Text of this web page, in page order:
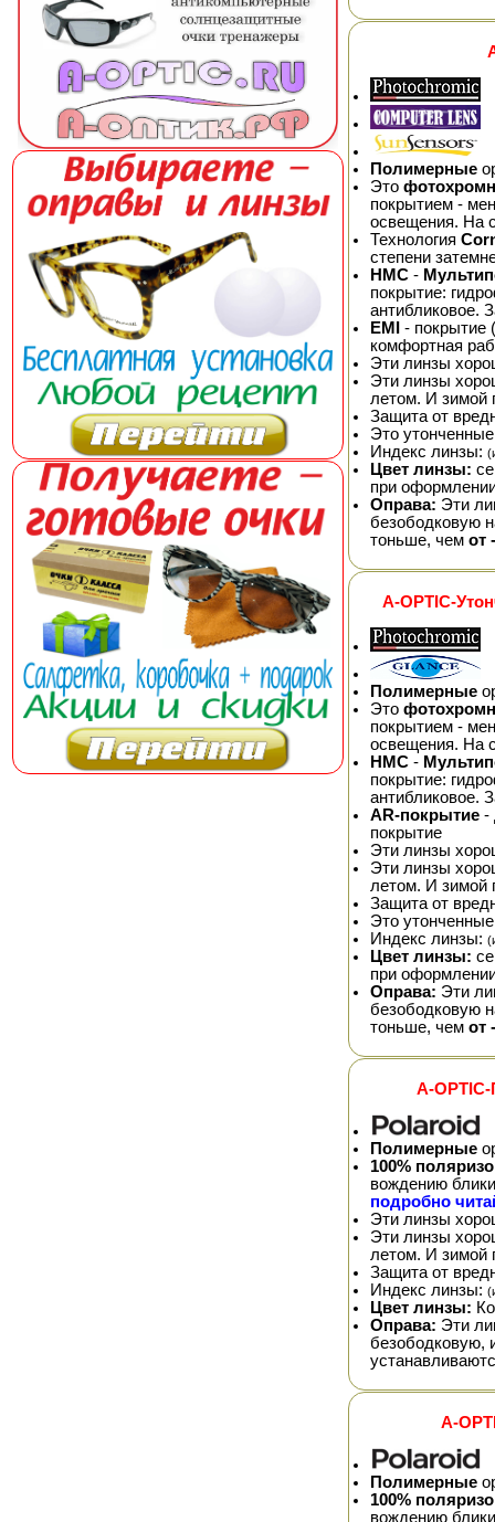
Полимерные
Это
покрытием -
освещения. На
Технология
степени
HMC -
покрытие:
антибликовое.
EMI
- покрытие
комфортная
Эти линзы
Эти линзы
летом. И зимой
Защита от
Это
Индекс линзы:
Цвет линзы:
при
Оправа: Эти
безободковую
тоньше, чем от
A-OPTIC-
Полимерные
Это
покрытием -
освещения. На
HMC -
покрытие:
антибликовое.
AR-покрытие -
покрытие
Эти линзы
Эти линзы
летом. И зимой
Защита от
Это
Индекс линзы:
Цвет линзы:
при
Оправа: Эти
безободковую
тоньше, чем от
A-
Полимерные
100%
вождению
подробно
Эти линзы
Эти линзы
летом. И зимой
Защита от
Индекс линзы:
Цвет линзы:
Оправа: Эти
безободковую,
A-
Полимерные
100%
вождению